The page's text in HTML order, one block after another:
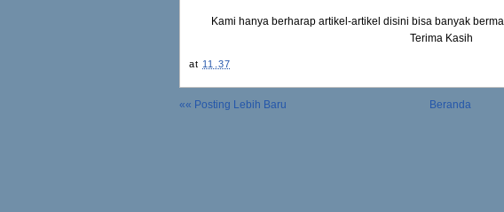
Kami hanya berharap artikel-artikel disini bisa banyak
Terima Kasih
at 11.37
«« Posting Lebih Baru Beranda